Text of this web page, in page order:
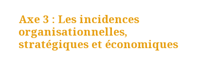
Axe 3 : Les incidences
organisationnelles,
stratégiques et économiques